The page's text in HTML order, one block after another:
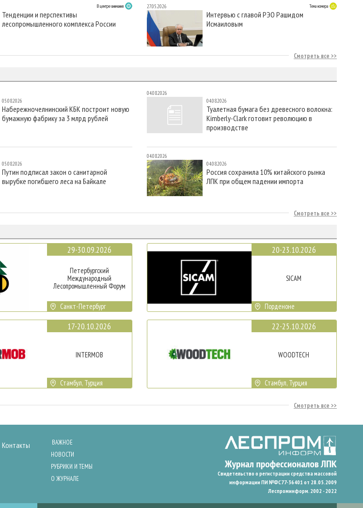
В центре внимания
Тенденции и перспективы
лесопромышленного комплекса России
27.05.2026 Тема номера
Интервью с главой РЭО Рашидом
Исмаиловым
Смотреть все
05.08.2026
Набережночелнинский КБК построит новую
бумажную фабрику за 3 млрд рублей
05.08.2026
Путин подписал закон о санитарной
вырубке погибшего леса на Байкале
04.08.2026
04.08.2026
Туалетная бумага без древесного волокна:
Kimberly-Clark готовит революцию в
производстве
04.08.2026
04.08.2026
Россия сохранила 10% китайского рынка
ЛПК при общем падении импорта
Смотреть все
29-30.09.2026
Петербургский
Международный
Лесопромышленный Форум
Санкт-Петербург
17-20.10.2026
INTERMOB
Стамбул, Турция
20-23.10.2026
SICAM
Порденоне
22-25.10.2026
WOODTECH
Стамбул, Турция
Смотреть все
Контакты
ВАЖНОЕ
НОВОСТИ
РУБРИКИ И ТЕМЫ
О ЖУРНАЛЕ
Свидетельство о регистрации средства массовой
информации ПИ №ФС77-36401 от 28.05.2009
Леспроминформ. 2002 - 2022